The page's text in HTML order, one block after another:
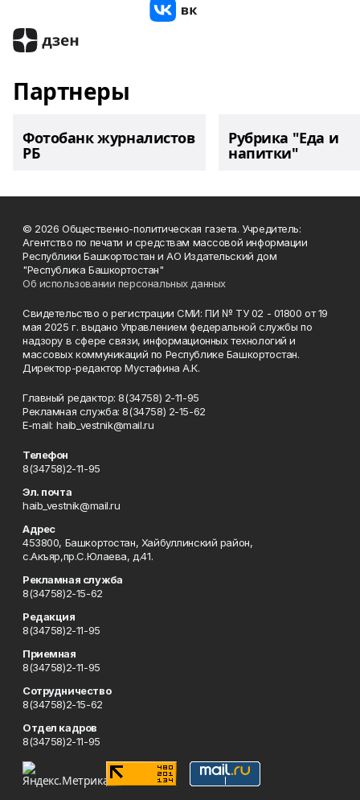
Партнеры
Фотобанк журналистов
РБ
Рубрика "Еда и
напитки"
© 2026 Общественно-политическая газета. Учредитель:
Агентство по печати и средствам массовой информации
Республики Башкортостан и АО Издательский дом
"Республика Башкортостан"
Об использовании персональных данных
Свидетельство о регистрации СМИ: ПИ № ТУ 02 - 01800 от 19
мая 2025 г. выдано Управлением федеральной службы по
надзору в сфере связи, информационных технологий и
массовых коммуникаций по Республике Башкортостан.
Директор-редактор Мустафина А.К.
Главный редактор: 8(34758) 2-11-95
Рекламная служба: 8(34758) 2-15-62
Е-mаil: haib_vestnik@mail.ru
Телефон
8(34758)2-11-95
Эл. почта
haib_vestnik@mail.ru
Адрес
453800, Башкортостан, Хайбуллинский район,
с.Акъяр,пр.С.Юлаева, д.41.
Рекламная служба
8(34758)2-15-62
Редакция
8(34758)2-11-95
Приемная
8(34758)2-11-95
Сотрудничество
8(34758)2-15-62
Отдел кадров
8(34758)2-11-95